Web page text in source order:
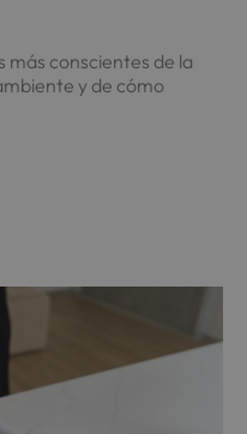
más conscientes de la
y de cómo